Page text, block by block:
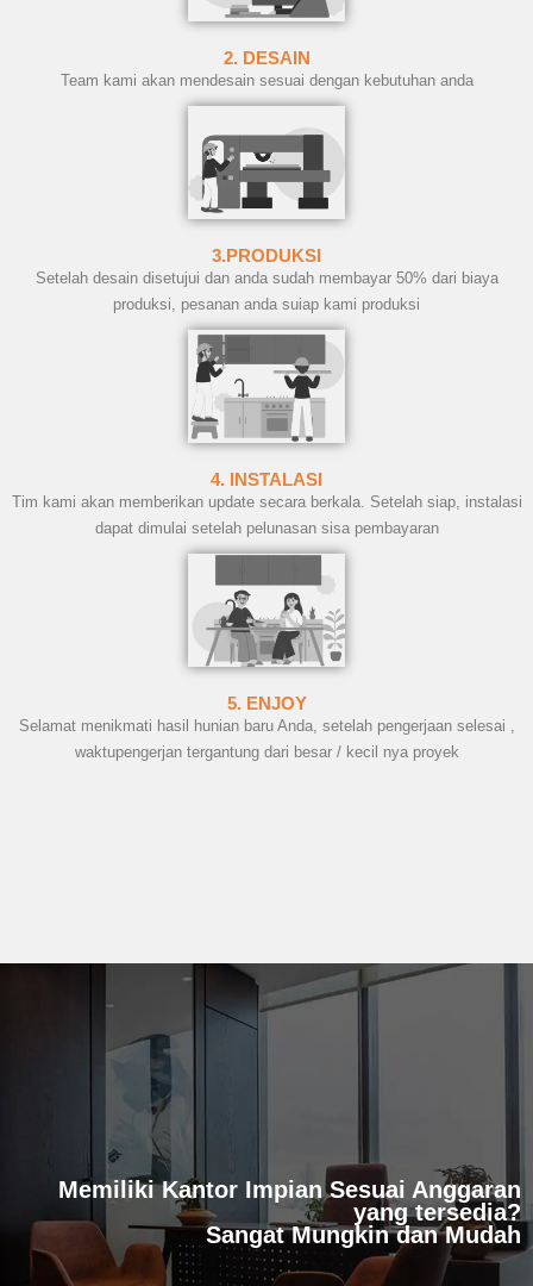
2. DESAIN
Team kami akan mendesain sesuai dengan kebutuhan anda
3.PRODUKSI
Setelah desain disetujui dan anda sudah membayar 50% dari biaya
produksi, pesanan anda suiap kami produksi
4. INSTALASI
Tim kami akan memberikan update secara berkala. Setelah siap, instalasi
dapat dimulai setelah pelunasan sisa pembayaran
5. ENJOY
Selamat menikmati hasil hunian baru Anda, setelah pengerjaan selesai ,
waktupengerjan tergantung dari besar / kecil nya proyek
Memiliki Kantor Impian Sesuai Anggaran
yang tersedia?
Sangat Mungkin dan Mudah